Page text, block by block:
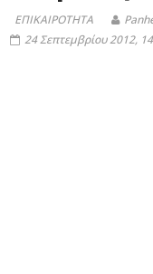
ΕΠΙΚΑΙΡΟΤΗΤΑ
24 Σεπτεμβρίου 2012,